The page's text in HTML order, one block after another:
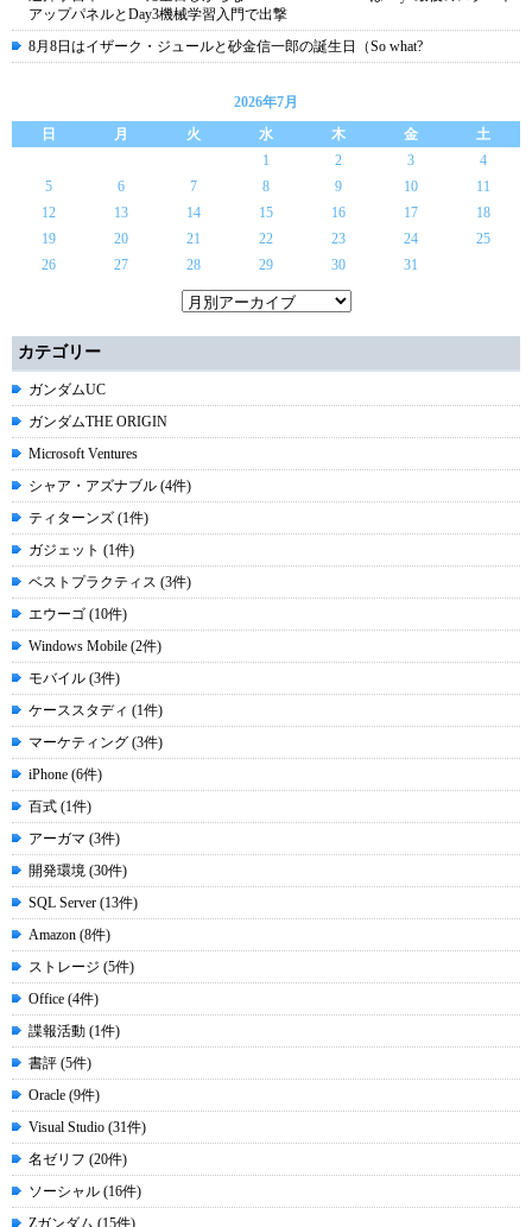
アップパネルとDay3機械学習入門で出撃
8月8日はイザーク・ジュールと砂金信一郎の誕生日（So what?
2026年7月
日
月 火 水 木 金
土
1
2 3
4
5
6 7 8 9 10
11
12
13 14 15 16 17
18
19
20 21 22 23 24
25
26
27 28 29 30 31
カテゴリー
ガンダムUC
ガンダムTHE ORIGIN
Microsoft Ventures
シャア・アズナブル (4件)
ティターンズ (1件)
ガジェット (1件)
ベストプラクティス (3件)
エウーゴ (10件)
Windows Mobile (2件)
モバイル (3件)
ケーススタディ (1件)
マーケティング (3件)
iPhone (6件)
百式 (1件)
アーガマ (3件)
開発環境 (30件)
SQL Server (13件)
Amazon (8件)
ストレージ (5件)
Office (4件)
諜報活動 (1件)
書評 (5件)
Oracle (9件)
Visual Studio (31件)
名ゼリフ (20件)
ソーシャル (16件)